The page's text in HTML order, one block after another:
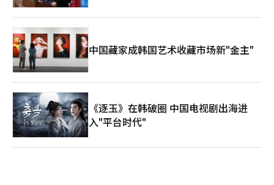
中国藏家成韩国艺术收藏市场新"金主"
《逐玉》在韩破圈 中国电视剧出海进
入"平台时代"